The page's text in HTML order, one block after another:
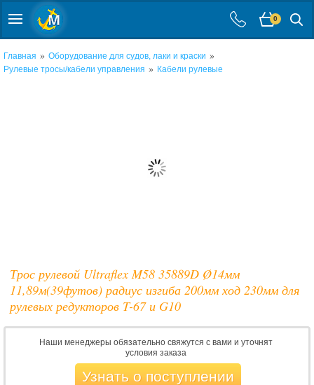
0
Главная » Оборудование для судов, лаки и краски »
Рулевые тросы/кабели управления » Кабели рулевые
Трос рулевой Ultraflex M58 35889D Ø14мм
11,89м(39футов) радиус изгиба 200мм ход 230мм для
рулевых редукторов T-67 и G10
Наши менеджеры обязательно свяжутся с вами и уточнят
условия заказа
Узнать о поступлении